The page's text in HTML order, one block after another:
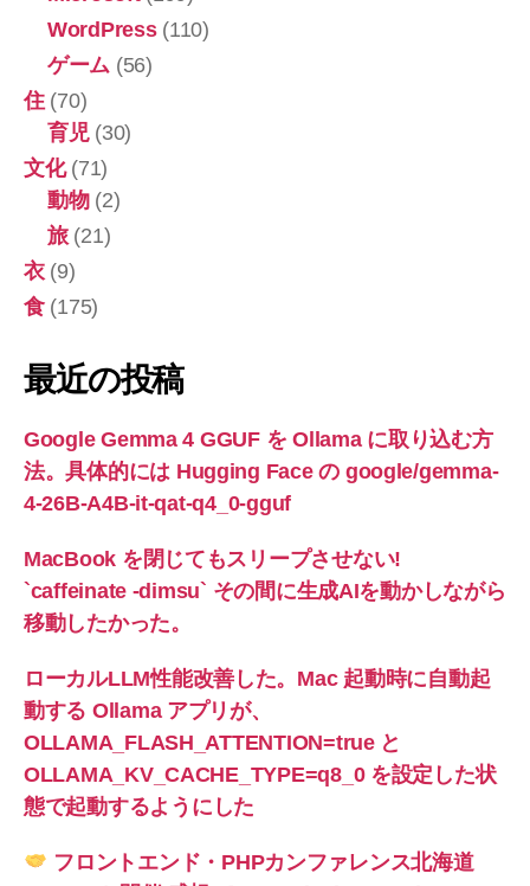
WordPress(110)
ゲーム (56)
住(70)
育児(30)
文化(71)
動物(2)
旅(21)
衣(9)
食(175)
最近の投稿
Google Gemma 4 GGUF を Ollama に取り込む方
法。具体的には Hugging Face の google/gemma-
4-26B-A4B-it-qat-q4_0-gguf
MacBook を閉じてもスリープさせない!
`caffeinate -dimsu` その間に生成AIを動かしながら
移動したかった。
ローカルLLM性能改善した。Mac 起動時に自動起
動する Ollama アプリが、
OLLAMA_FLASH_ATTENTION=true と
OLLAMA_KV_CACHE_TYPE=q8_0 を設定した状
態で起動するようにした
フロントエンド・PHPカンファレンス北海道